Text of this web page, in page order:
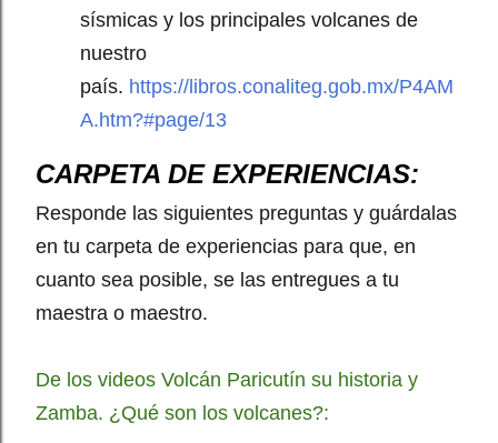
sísmicas y los principales volcanes de
nuestro
país. https://libros.conaliteg.gob.mx/P4AM
A.htm?#page/13
CARPETA DE EXPERIENCIAS:
Responde las siguientes preguntas y guárdalas
en tu carpeta de experiencias para que, en
cuanto sea posible, se las entregues a tu
maestra o maestro.
De los videos Volcán Paricutín su historia y
Zamba. ¿Qué son los volcanes?: